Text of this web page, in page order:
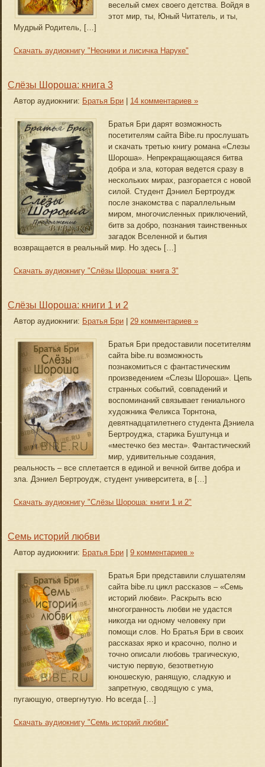
веселый смех своего детства. Войдя в
этот мир, ты, Юный Читатель, и ты,
Мудрый Родитель, […]
Скачать аудиокнигу "Неоники и лисичка Наруке"
Слёзы Шороша: книга 3
Автор аудиокниги: Братья Бри 14 комментариев »
Братья Бри дарят возможность
посетителям сайта Bibe.ru прослушать
и скачать третью книгу романа «Слезы
Шороша». Непрекращающаяся битва
добра и зла, которая ведется сразу в
нескольких мирах, разгорается с новой
силой. Студент Дэниел Бертроудж
после знакомства с параллельным
миром, многочисленных приключений,
битв за добро, познания таинственных
загадок Вселенной и бытия
возвращается в реальный мир. Но здесь […]
Скачать аудиокнигу "Слёзы Шороша: книга 3"
Слёзы Шороша: книги 1 и 2
Автор аудиокниги: Братья Бри 29 комментариев »
Братья Бри предоставили посетителям
сайта bibe.ru возможность
познакомиться с фантастическим
произведением «Слезы Шороша». Цепь
странных событий, совпадений и
воспоминаний связывает гениального
художника Феликса Торнтона,
девятнадцатилетнего студента Дэниела
Бертроуджа, старика Буштунца и
«местечко без места». Фантастический
мир, удивительные создания,
реальность – все сплетается в единой и вечной битве добра и
зла. Дэниел Бертроудж, студент университета, в […]
Скачать аудиокнигу "Слёзы Шороша: книги 1 и 2"
Семь историй любви
Автор аудиокниги: Братья Бри 9 комментариев »
Братья Бри представили слушателям
сайта bibe.ru цикл рассказов – «Семь
историй любви». Раскрыть всю
многогранность любви не удастся
никогда ни одному человеку при
помощи слов. Но Братья Бри в своих
рассказах ярко и красочно, полно и
точно описали любовь трагическую,
чистую первую, безответную
юношескую, ранящую, сладкую и
запретную, сводящую с ума,
пугающую, отвергнутую. Но всегда […]
Скачать аудиокнигу "Семь историй любви"